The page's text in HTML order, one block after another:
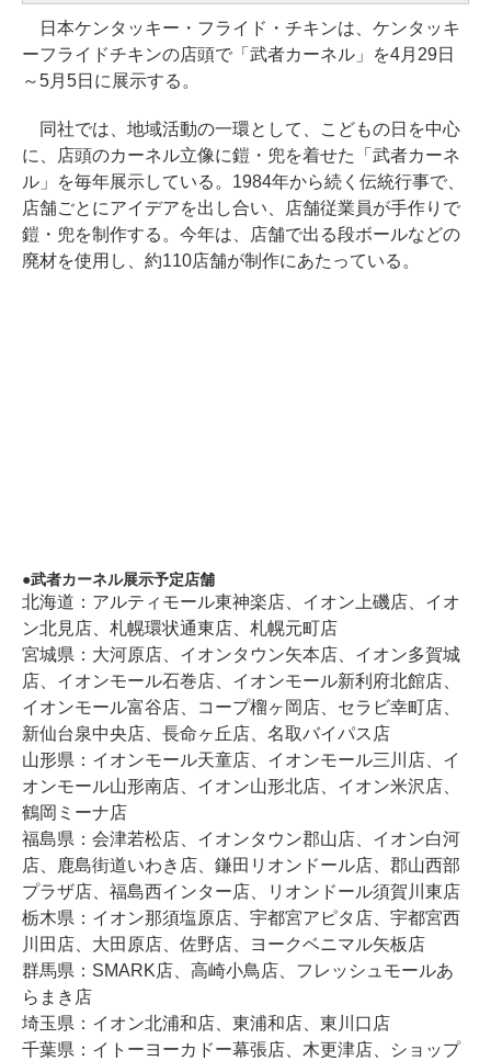
日本ケンタッキー・フライド・チキンは、ケンタッキ
ーフライドチキンの店頭で「武者カーネル」を4月29日
～5月5日に展示する。
同社では、地域活動の一環として、こどもの日を中心
に、店頭のカーネル立像に鎧・兜を着せた「武者カーネ
ル」を毎年展示している。1984年から続く伝統行事で、
店舗ごとにアイデアを出し合い、店舗従業員が手作りで
鎧・兜を制作する。今年は、店舗で出る段ボールなどの
廃材を使用し、約110店舗が制作にあたっている。
武者カーネル展⽰予定店舗
北海道：アルティモール東神楽店、イオン上磯店、イオ
ン北見店、札幌環状通東店、札幌元町店
宮城県：大河原店、イオンタウン矢本店、イオン多賀城
店、イオンモール石巻店、イオンモール新利府北館店、
イオンモール富谷店、コープ榴ヶ岡店、セラビ幸町店、
新仙台泉中央店、長命ヶ丘店、名取バイパス店
山形県：イオンモール天童店、イオンモール三川店、イ
オンモール山形南店、イオン山形北店、イオン米沢店、
鶴岡ミーナ店
福島県：会津若松店、イオンタウン郡山店、イオン白河
店、鹿島街道いわき店、鎌田リオンドール店、郡山西部
プラザ店、福島西インター店、リオンドール須賀川東店
栃木県：イオン那須塩原店、宇都宮アピタ店、宇都宮西
川田店、大田原店、佐野店、ヨークベニマル矢板店
群馬県：SMARK店、高崎小鳥店、フレッシュモールあ
らまき店
埼玉県：イオン北浦和店、東浦和店、東川口店
千葉県：イトーヨーカドー幕張店、木更津店、ショップ